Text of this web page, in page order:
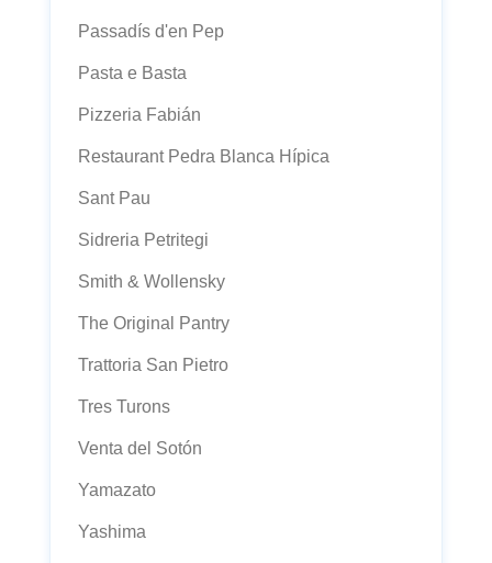
Passadís d'en Pep
Pasta e Basta
Pizzeria Fabián
Restaurant Pedra Blanca Hípica
Sant Pau
Sidreria Petritegi
Smith & Wollensky
The Original Pantry
Trattoria San Pietro
Tres Turons
Venta del Sotón
Yamazato
Yashima